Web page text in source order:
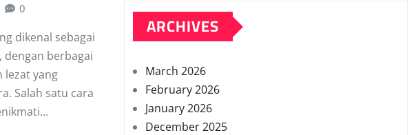
0
dikenal sebagai
dengan berbagai
lezat yang
Salah satu cara
ARCHIVES
March 2026
February 2026
January 2026
December 2025